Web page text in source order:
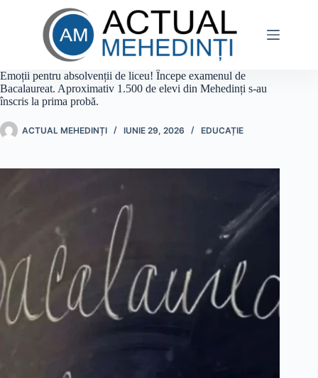
Emoții pentru absolvenții de liceu! Începe examenul de
Bacalaureat. Aproximativ 1.500 de elevi din Mehedinți s-au
înscris la prima probă.
ACTUAL MEHEDINȚI IUNIE 29, 2026 EDUCAȚIE